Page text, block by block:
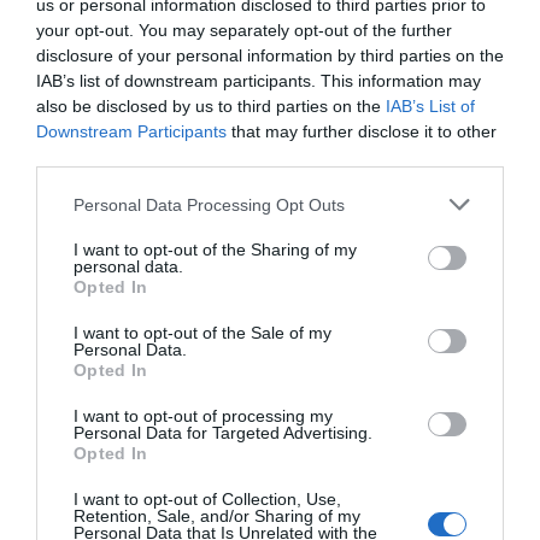
us or personal information disclosed to third parties prior to
your opt-out. You may separately opt-out of the further
disclosure of your personal information by third parties on the
IAB’s list of downstream participants. This information may
also be disclosed by us to third parties on the IAB’s List of
Downstream Participants that may further disclose it to other
Personal Data Processing Opt Outs
I want to opt-out of the Sharing of my
personal data.
Opted In
I want to opt-out of the Sale of my
Personal Data.
Opted In
I want to opt-out of processing my
Personal Data for Targeted Advertising.
Opted In
I want to opt-out of Collection, Use,
Retention, Sale, and/or Sharing of my
Personal Data that Is Unrelated with the
con Hacienda por 700.000
euros... suma y sigue
Eulogio López
El IBEX 35 cerró la sesión del
miércoles en los 20.057 puntos,
Eulogio López
Argumentos